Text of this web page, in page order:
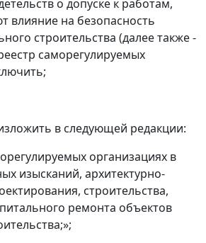
о допуске к работам,
влияние на безопасность
строительства (далее также -
саморегулируемых
в следующей редакции:
организациях в
изысканий, архитектурно-
строительства,
ремонта объектов